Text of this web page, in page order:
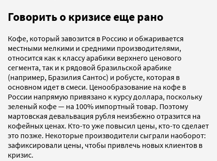
Говорить о кризисе еще рано
Кофе, который завозится в Россию и обжаривается
местными мелкими и средними производителями,
относится как к классу арабики верхнего ценового
сегмента, так и к рядовой бразильской арабике
(например, Бразилия Сантос) и робусте, которая в
основном идет в смеси. Ценообразование на кофе в
России напрямую привязано к курсу доллара, поскольку
зеленый кофе — на 100% импортный товар. Поэтому
мартовская девальвация рубля неизбежно отразится на
кофейных ценах. Кто-то уже повысил цены, кто-то сделает
это позже. Некоторые производители сыграли наоборот:
зафиксировали цены, чтобы привлечь новых клиентов в
кризис.